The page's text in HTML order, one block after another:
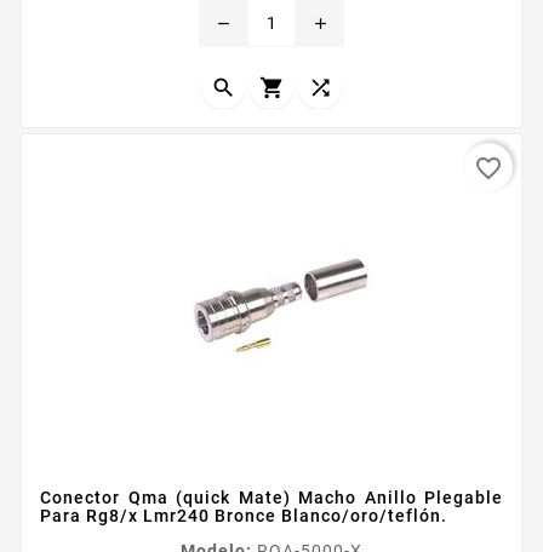
BELDEN 9258 Modo de Ensamble Anillo Plegable
Plateado Aislante Dieleacutectrico Tefloacuten
remove add
  
Conector Qma (quick Mate) Macho Anillo Plegable
Para Rg8/x Lmr240 Bronce Blanco/oro/teflón.
favorite_border